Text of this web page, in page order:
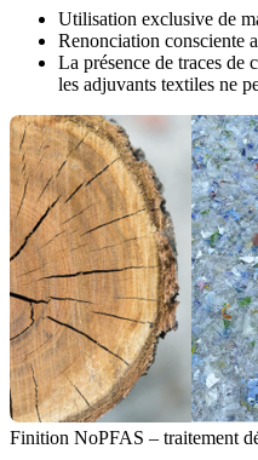
Utilisation exclusive de
Renonciation consciente
La présence de traces de
les adjuvants textiles ne
Finition NoPFAS – traitement